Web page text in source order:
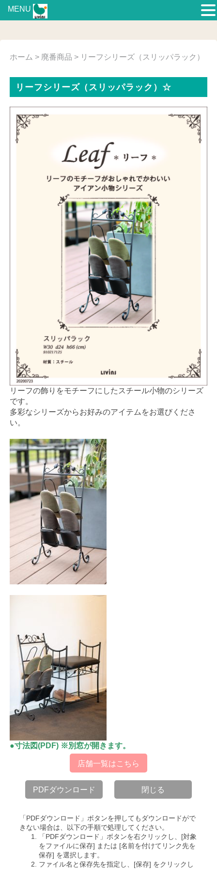
ホーム > 廃番商品 > リーフシリーズ（スリッパラック）
リーフシリーズ（スリッパラック）☆
リーフの飾りをモチーフにしたスチール小物のシリーズ
です。
多彩なシリーズからお好みのアイテムをお選びくださ
い。
●寸法図(PDF) ※別窓が開きます。
店舗一覧はこちら
PDFダウンロード 閉じる
「PDFダウンロード」ボタンを押してもダウンロードがで
きない場合は、以下の手順で処理してください。
「PDFダウンロード」ボタンを右クリックし、[対象
をファイルに保存] または [名前を付けてリンク先を
保存] を選択します。
ファイル名と保存先を指定し、[保存] をクリックし
MENU